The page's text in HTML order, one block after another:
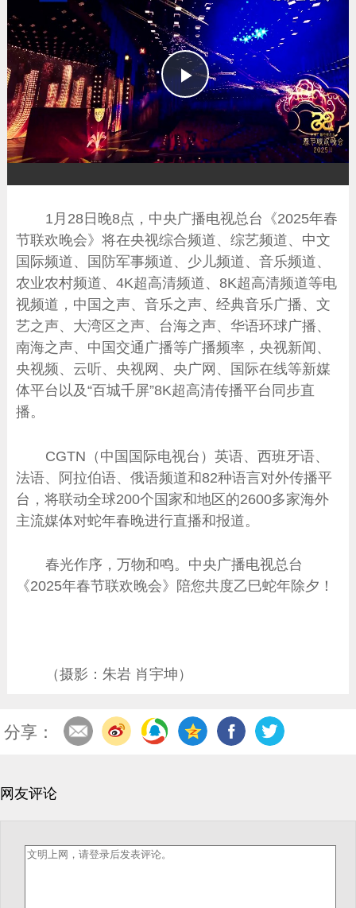
播
放
1月28日晚8点，中央广播电视总台《2025年春
节联欢晚会》将在央视综合频道、综艺频道、中文
国际频道、国防军事频道、少儿频道、音乐频道、
农业农村频道、4K超高清频道、8K超高清频道等电
视频道，中国之声、音乐之声、经典音乐广播、文
艺之声、大湾区之声、台海之声、华语环球广播、
南海之声、中国交通广播等广播频率，央视新闻、
央视频、云听、央视网、央广网、国际在线等新媒
体平台以及“百城千屏”8K超高清传播平台同步直
播。
CGTN（中国国际电视台）英语、西班牙语、
法语、阿拉伯语、俄语频道和82种语言对外传播平
台，将联动全球200个国家和地区的2600多家海外
主流媒体对蛇年春晚进行直播和报道。
春光作序，万物和鸣。中央广播电视总台
《2025年春节联欢晚会》陪您共度乙巳蛇年除夕！
（摄影：朱岩 肖宇坤）
分享：
网友评论